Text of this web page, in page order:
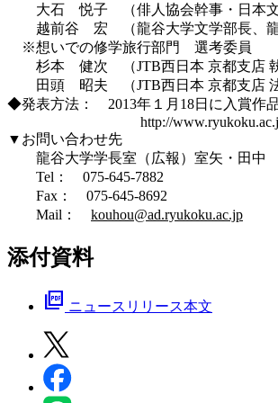
大石 悦子 （俳人協会幹事・日本文
越前谷 宏 （龍谷大学文学部長、龍
※想いでの修学旅行部門 選考委員
杉本 健次 （JTB西日本 京都支店 執
田頭 昭夫 （JTB西日本 京都支店 法
◆発表方法： 2013年１月18日に入賞作
http://www.ryukoku.ac.jp/
▼お問い合わせ先
龍谷大学学長室（広報）室矢・田中
Tel： 075-645-7882
Fax： 075-645-8692
Mail： kouhou@ad.ryukoku.ac.jp
添付資料
picture_as_pdf ニュースリリース本文